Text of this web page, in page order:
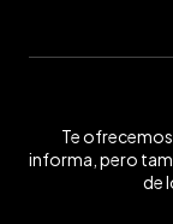
Te
informa, pero
de